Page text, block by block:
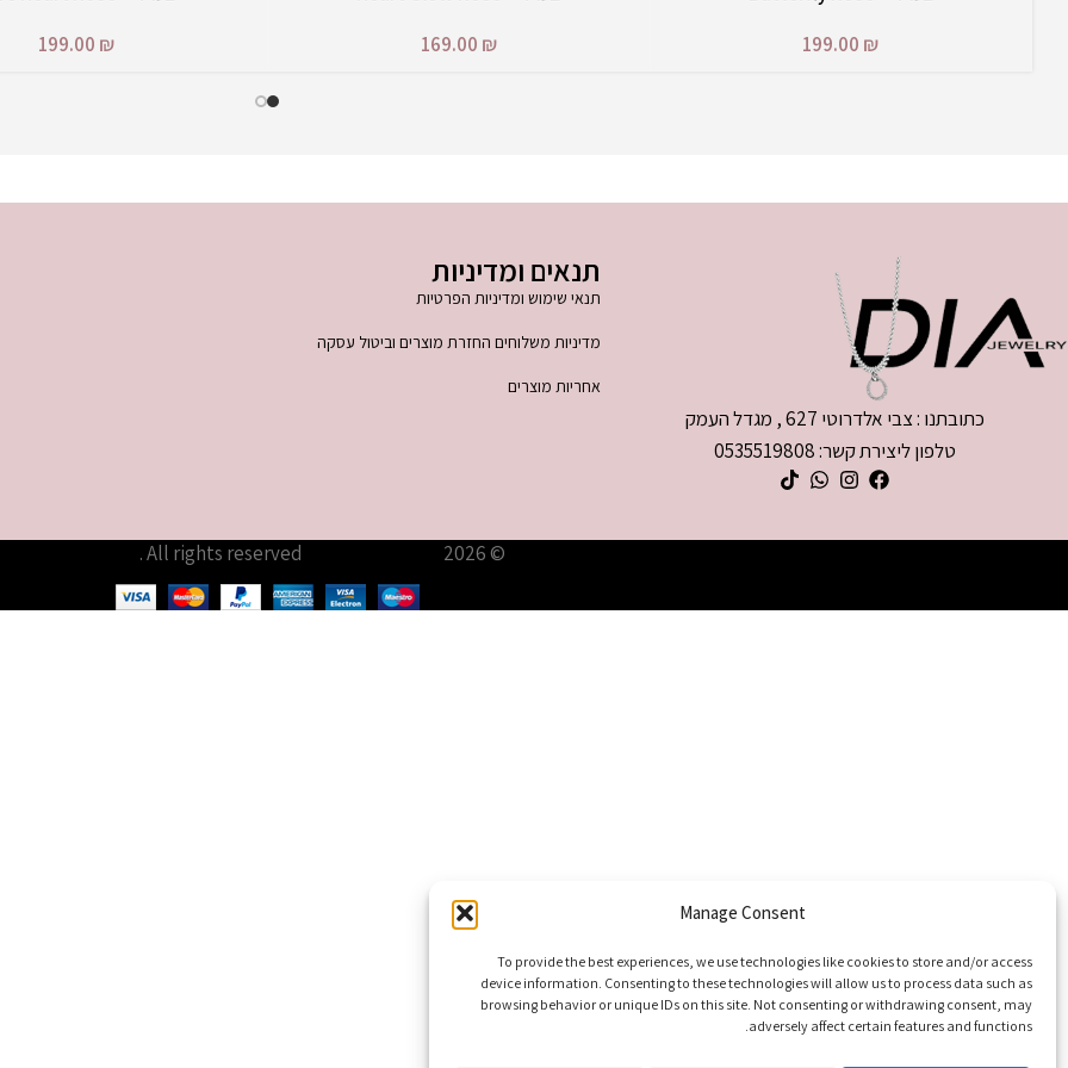
Manage Consent
To provide the best experiences, we use technologies like cookies to store and/or access
device information. Consenting to these technologies will allow us to process data such as
browsing behavior or unique IDs on this site. Not consenting or withdrawing consent, may
adversely affect certain features and functions.
199.00 ₪
169.00 ₪
199.00 ₪
כתובתנו : צבי אלדרוטי 627 , מגדל העמק
טלפון ליצירת קשר: 0535519808
תנאים ומדיניות
תנאי שימוש ומדיניות הפרטיות
מדיניות משלוחים החזרת מוצרים וביטול עסקה
אחריות מוצרים
© 2026
. All rights reserved